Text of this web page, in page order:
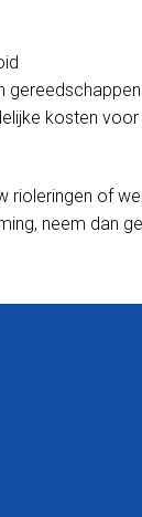
kosten voor
rioleringen of
neem dan